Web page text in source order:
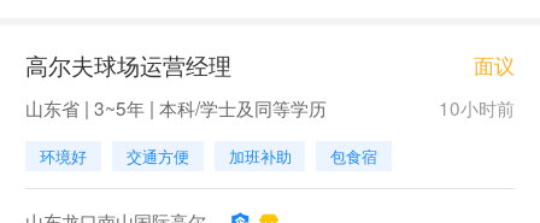
高尔夫球场运营经理 面议
山东省 | 3~5年 | 本科/学士及同等学历 10小时前
环境好 交通方便 加班补助 包食宿